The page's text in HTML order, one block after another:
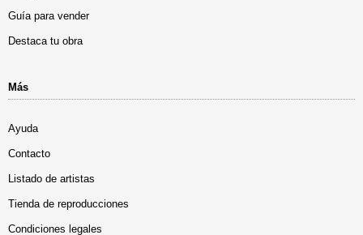
Guía para vender
Destaca tu obra
Más
Ayuda
Contacto
Listado de artistas
Tienda de reproducciones
Condiciones legales